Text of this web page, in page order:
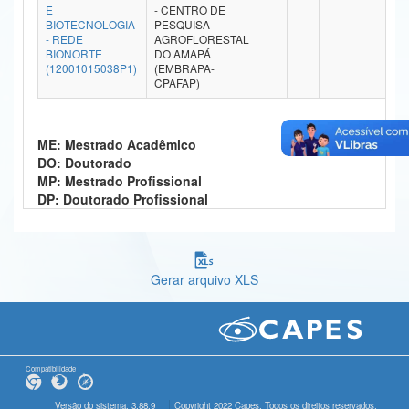
Ministério da Ciência, Tecnologia, Inovações e Comunicações
Ministério do Meio Ambiente
Ministério do Turismo
Controladoria-Geral da União
Ministério da Mulher, da Família e dos Direitos Humanos
Banco Central do Brasil
E
BIOTECNOLOGIA
- REDE
BIONORTE
(12001015038P1)
- CENTRO DE
PESQUISA
AGROFLORESTAL
DO AMAPÁ
(EMBRAPA-
CPAFAP)
ME: Mestrado Acadêmico
DO: Doutorado
MP: Mestrado Profissional
DP: Doutorado Profissional
Gerar arquivo XLS
Compatibilidade
Versão do sistema: 3.88.9 Copyright 2022 Capes. Todos os direitos reservados.